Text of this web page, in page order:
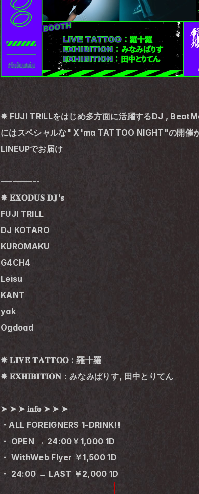
✸ FUJI TRILLをはじめ多方面に活躍するDJ ,
にはスペシャルな" X'ma TATTOO NIGHT"の開催
LINEUPでお届け
-———---
✸ 𝐄𝐗𝐎𝐃𝐔𝐒 𝐃𝐉'𝐬
FUJI TRILL
DJ KOTARO
KUROMAKU
G4CH4
Leisu
KANT
yak
Ogdoad
✸ 𝐋𝐈𝐕𝐄 𝐓𝐀𝐓𝐓𝐎𝐎：羅十羅
✸ 𝐄𝐗𝐇𝐈𝐁𝐈𝐓𝐈𝐎𝐍：みなみぱりす, 田中とりてん
➤ ➤ ➤ 𝐢𝐧𝐟𝐨 ➤ ➤ ➤
・ALL FOREIGNERS 1-DRINK!!
・ OPEN → 24:00￥1,000 1D
・ WithWeb Flyer ￥1,500 1D
・ 24:00 → LAST ￥2,000 1D